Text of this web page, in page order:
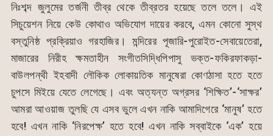
নিঃশব্দ জুলুমের তর্জনী তীব্র থেকে তীব্রতর হয়েছে তলে তলে। এই
সিচুয়েশন নিয়ে কেউ কোথাও অভিযোগ দায়ের করবে, এমন কোনো সুস্থ
বস্তুনিষ্ঠ প্রক্রিয়াও গরহাজির। মন্দিরের পূজারি-পুরোইত-সেবায়েতেরা,
মাজারের নিরীহ ক্ষমতাহীন সংগীতসিদ্ধিপিপাসু ভক্ত-ফকিরফাকড়া-
বাউলপন্থী ইহবাদী লৌকিক লোকায়তিক মানুষেরা কোণঠাসা হতে হতে
চুপসে মিইয়ে যেতে লেগেছে। এবং অত্যন্ত অগ্রসর ‘শিক্ষিত’-‘সাক্ষর’
আমরা আওয়াজ তুলছি যে এসব ভুলে এখন নাকি আমাদিগেরে ‘মানুষ’ হতে
হবে! এখন নাকি ‘নিরপেক্ষ’ হতে হবে! এখন নাকি সব্বাইকে ‘এক’ হয়ে